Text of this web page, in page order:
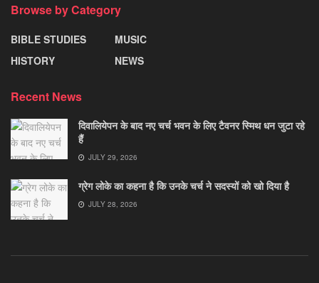
Browse by Category
BIBLE STUDIES
HISTORY
MUSIC
NEWS
Recent News
दिवालियेपन के बाद नए चर्च भवन के लिए टैवनर स्मिथ धन जुटा रहे
हैं
JULY 29, 2026
ग्रेग लोके का कहना है कि उनके चर्च ने सदस्यों को खो दिया है
JULY 28, 2026